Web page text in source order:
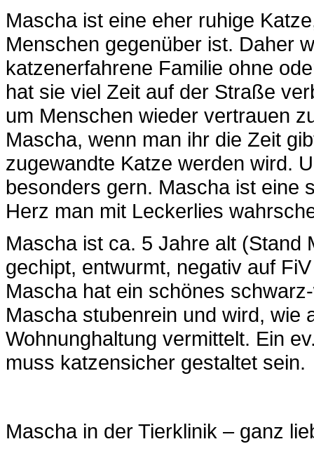
Mascha ist eine eher ruhige
Menschen gegenüber ist. Daher
katzenerfahrene Familie ohne
hat sie viel Zeit auf der Straße
um Menschen wieder vertrauen
Mascha, wenn man ihr die Zeit
zugewandte Katze werden wird.
besonders gern. Mascha ist eine
Herz man mit Leckerlies
Mascha ist ca. 5 Jahre alt (Stand
gechipt, entwurmt, negativ auf
Mascha hat ein schönes
Mascha stubenrein und wird, wie
Wohnunghaltung vermittelt. Ein
muss katzensicher gestaltet sein.
Mascha in der Tierklinik – ganz